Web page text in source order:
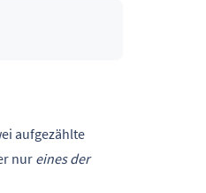
aufgezählte
nur eines der